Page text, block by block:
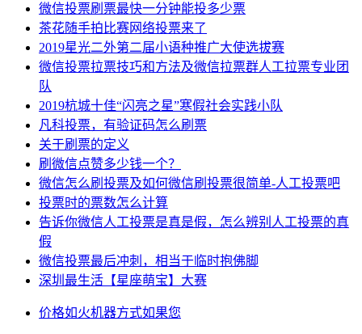
微信投票刷票最快一分钟能投多少票
茶花随手拍比赛网络投票来了
2019星光二外第二届小语种推广大使选拔赛
微信投票拉票技巧和方法及微信拉票群人工拉票专业团
队
2019杭城十佳“闪亮之星”寒假社会实践小队
凡科投票，有验证码怎么刷票
关于刷票的定义
刷微信点赞多少钱一个？
微信怎么刷投票及如何微信刷投票很简单-人工投票吧
投票时的票数怎么计算
告诉你微信人工投票是真是假，怎么辨别人工投票的真
假
微信投票最后冲刺，相当于临时抱佛脚
深圳最生活【星座萌宝】大赛
价格如火机器方式如果您